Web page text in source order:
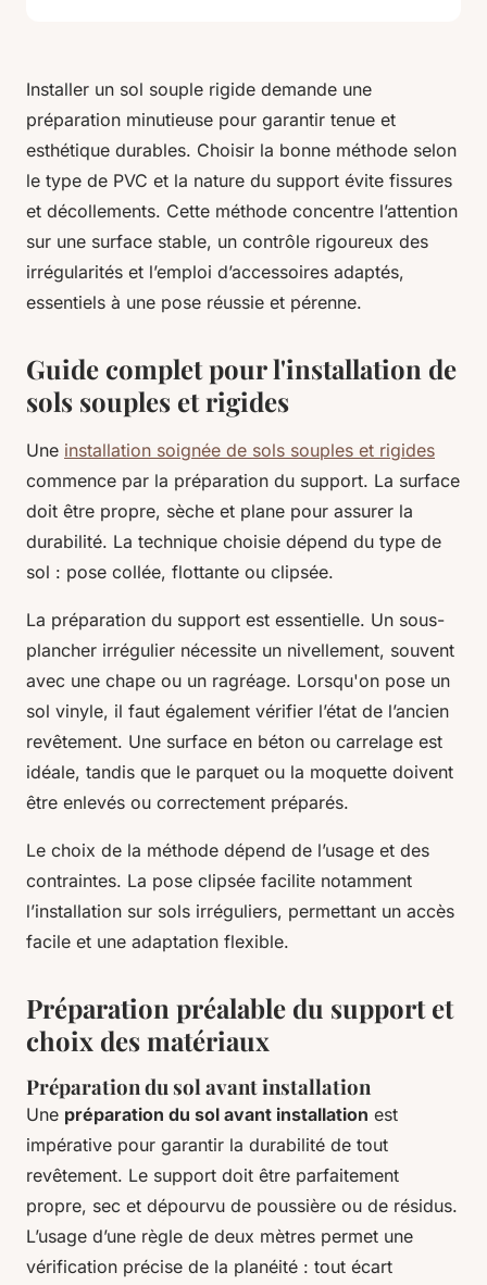
Installer un sol souple rigide demande une
préparation minutieuse pour garantir tenue et
esthétique durables. Choisir la bonne méthode selon
le type de PVC et la nature du support évite fissures
et décollements. Cette méthode concentre l’attention
sur une surface stable, un contrôle rigoureux des
irrégularités et l’emploi d’accessoires adaptés,
essentiels à une pose réussie et pérenne.
Guide complet pour l'installation de
sols souples et rigides
Une installation soignée de sols souples et rigides
commence par la préparation du support. La surface
doit être propre, sèche et plane pour assurer la
durabilité. La technique choisie dépend du type de
sol : pose collée, flottante ou clipsée.
La préparation du support est essentielle. Un sous-
plancher irrégulier nécessite un nivellement, souvent
avec une chape ou un ragréage. Lorsqu'on pose un
sol vinyle, il faut également vérifier l’état de l’ancien
revêtement. Une surface en béton ou carrelage est
idéale, tandis que le parquet ou la moquette doivent
être enlevés ou correctement préparés.
Le choix de la méthode dépend de l’usage et des
contraintes. La pose clipsée facilite notamment
l’installation sur sols irréguliers, permettant un accès
facile et une adaptation flexible.
Préparation préalable du support et
choix des matériaux
Préparation du sol avant installation
Une préparation du sol avant installation est
impérative pour garantir la durabilité de tout
revêtement. Le support doit être parfaitement
propre, sec et dépourvu de poussière ou de résidus.
L’usage d’une règle de deux mètres permet une
vérification précise de la planéité : tout écart